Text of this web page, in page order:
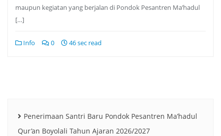
maupun kegiatan yang berjalan di Pondok Pesantren Ma’hadul
[…]
Info 0 46 sec read
Penerimaan Santri Baru Pondok Pesantren Ma’hadul
Qur’an Boyolali Tahun Ajaran 2026/2027